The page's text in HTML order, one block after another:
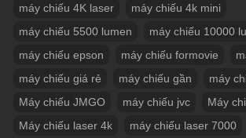
máy chiếu 4K laser
máy chiếu 4k mini
máy chiếu 5500 lumen
máy chiếu 10000
máy chiếu epson
máy chiếu formovie
máy chiếu giá rẻ
máy chiếu gần
máy
Máy chiếu JMGO
máy chiếu jvc
Máy
Máy chiếu laser 4k
máy chiếu laser 7000